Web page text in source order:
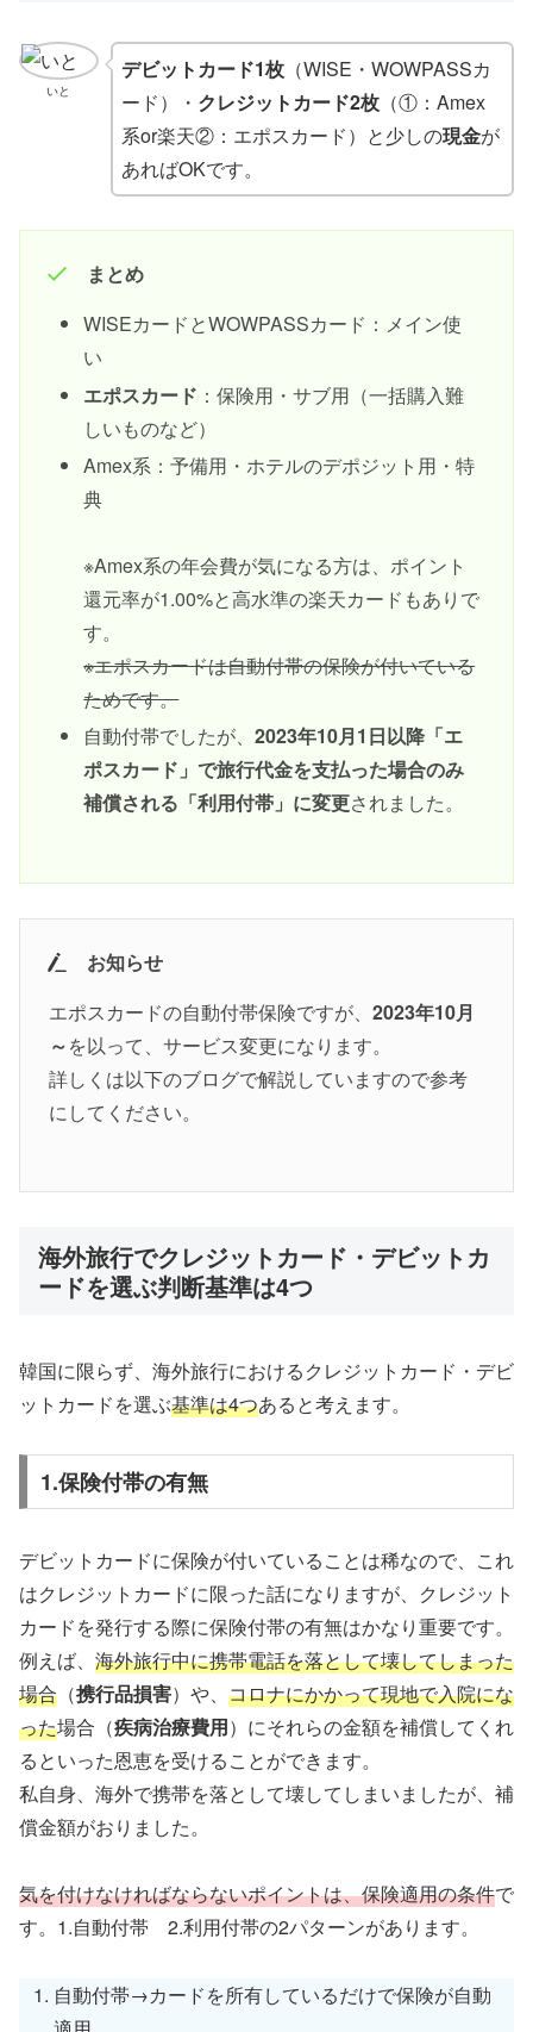
いと
デビットカード1枚（WISE・WOWPASSカ
ード）・ クレジットカード2枚（①：Amex
系or楽天②：エポスカード）と少しの現金が
あればOKです。
まとめ
WISEカードとWOWPASSカード：メイン使
い
エポスカード ：保険用・サブ用（一括購入難
しいものなど）
Amex系：予備用・ホテルのデポジット用・特
典
※Amex系の年会費が気になる方は、ポイント
還元率が1.00%と高水準の楽天カードもありで
す。
※エポスカードは自動付帯の保険が付いている
ためです。
自動付帯でしたが、2023年10月1日以降「エ
ポスカード」で旅行代金を支払った場合のみ
補償される「利用付帯」に変更されました。
お知らせ
エポスカードの自動付帯保険ですが、 2023年10月
～を以って、サービス変更になります。
詳しくは以下のブログで解説していますので参考
にしてください。
海外旅行でクレジットカード・デビットカ
ードを選ぶ判断基準は4つ
韓国に限らず、海外旅行におけるクレジットカード・デビ
ットカードを選ぶ基準は4つあると考えます。
1.保険付帯の有無
デビットカードに保険が付いていることは稀なので、これ
はクレジットカードに限った話になりますが、クレジット
カードを発行する際に保険付帯の有無はかなり重要です。
例えば、 海外旅行中に携帯電話を落として壊してしまった
場合 （携行品損害）や、 コロナにかかって現地で入院にな
った場合（疾病治療費用）にそれらの金額を補償してくれ
るといった恩恵を受けることができます。
私自身、海外で携帯を落として壊してしまいましたが、補
償金額がおりました。
気を付けなければならないポイントは、保険適用の条件で
す。1.自動付帯 2.利用付帯の2パターンがあります。
自動付帯→カードを所有しているだけで保険が自動